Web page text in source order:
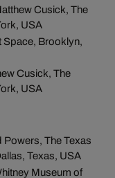
Cusick, The
USA
Space, Brooklyn,
Cusick, The
USA
Powers, The Texas
Texas, USA
Museum of